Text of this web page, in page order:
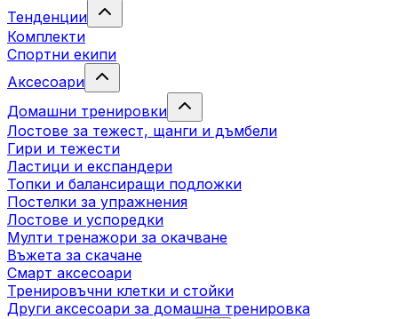
Тенденции
Комплекти
Спортни екипи
Аксесоари
Домашни тренировки
Лостове за тежест, щанги и дъмбели
Гири и тежести
Ластици и експандери
Топки и балансиращи подложки
Постелки за упражнения
Лостове и успоредки
Мулти тренажори за окачване
Въжета за скачане
Смарт аксесоари
Тренировъчни клетки и стойки
Други аксесоари за домашна тренировка